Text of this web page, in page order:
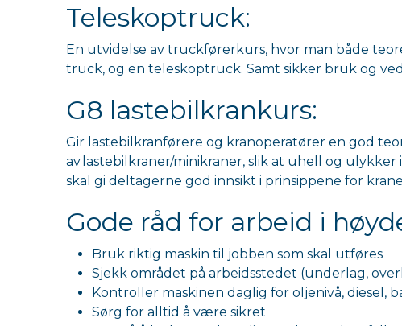
Teleskoptruck:
En utvidelse av truckførerkurs, hvor man både
truck, og en teleskoptruck. Samt sikker bruk og
G8 lastebilkrankurs:
Gir lastebilkranførere og kranoperatører en god
av lastebilkraner/minikraner, slik at uhell og
skal gi deltagerne god innsikt i prinsippene for
Gode råd for arbeid i
Bruk riktig maskin til jobben som skal utføres
Sjekk området på arbeidsstedet (underlag,
Kontroller maskinen daglig for oljenivå, diesel,
Sørg for alltid å være sikret